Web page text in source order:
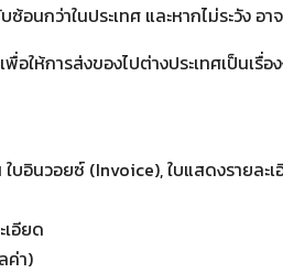
นกว่าในประเทศ และหากไม่ระวัง
เพื่อให้การส่งของไปต่างประเทศเป็นเรื่อ
ใบอินวอยซ์ (Invoice), ใบแสดงราย
เอียด
ค่า)